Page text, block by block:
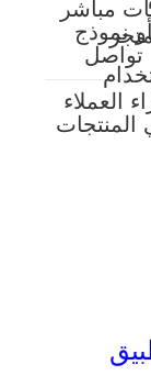
مباشر
أو نموذج
تواصل
العملاء
المنتجات